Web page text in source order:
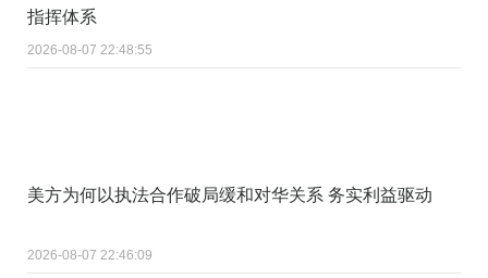
指挥体系
2026-08-07 22:48:55
美方为何以执法合作破局缓和对华关系 务实利益驱动
2026-08-07 22:46:09